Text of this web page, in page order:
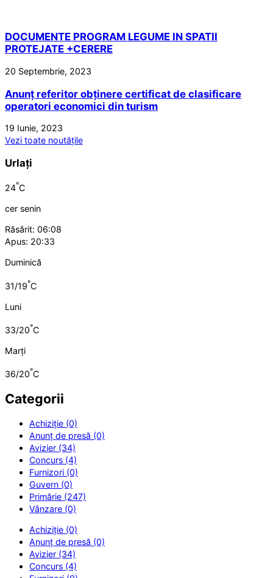
DOCUMENTE PROGRAM LEGUME IN SPATII
PROTEJATE +CERERE
20 Septembrie, 2023
Anunț referitor obținere certificat de clasificare
operatori economici din turism
19 Iunie, 2023
Vezi toate noutățile
Urlați
24°C
cer senin
Răsărit: 06:08
Apus: 20:33
Duminică
31/19°C
Luni
33/20°C
Marți
36/20°C
Categorii
Achiziție (0)
Anunț de presă (0)
Avizier (34)
Concurs (4)
Furnizori (0)
Guvern (0)
Primărie (247)
Vânzare (0)
Achiziție (0)
Anunț de presă (0)
Avizier (34)
Concurs (4)